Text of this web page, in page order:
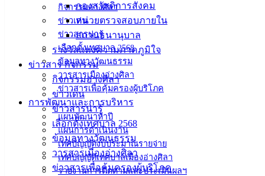
กิจกรรมอ่างศิลา
ข่าวเด่น
ข่าวสารน่ารู้
เลือกตั้งเทศบาล 2568
ข้อมูลทางวัฒนธรรม
วารสารเมืองอ่างศิลา
ข่าวสารเพื่อคุ้มครองผู้บริโภค
การพัฒนาและการบริหาร
แผนพัฒนาห้าปี
แผนการดำเนินงาน
เทศบัญญัติงบประมาณรายจ่าย
เทศบัญญัติเทศบาลเมืองอ่างศิลา
รายงานการติดตามและประเมินผลฯ
กองสวัสดิการสังคม
หน่วยตรวจสอบภายใน
สถานธนานุบาล
รางวัลแห่งความภาคภูมิใจ
ข่าวสาร กิจกรรม
กิจกรรมอ่างศิลา
ข่าวเด่น
ข่าวสารน่ารู้
เลือกตั้งเทศบาล 2568
ข้อมูลทางวัฒนธรรม
วารสารเมืองอ่างศิลา
ข่าวสารเพื่อคุ้มครองผู้บริโภค
ผลการเลือกสรรบุคคลเพื่อเป็นพนักงานจ้าง
เทศบาล